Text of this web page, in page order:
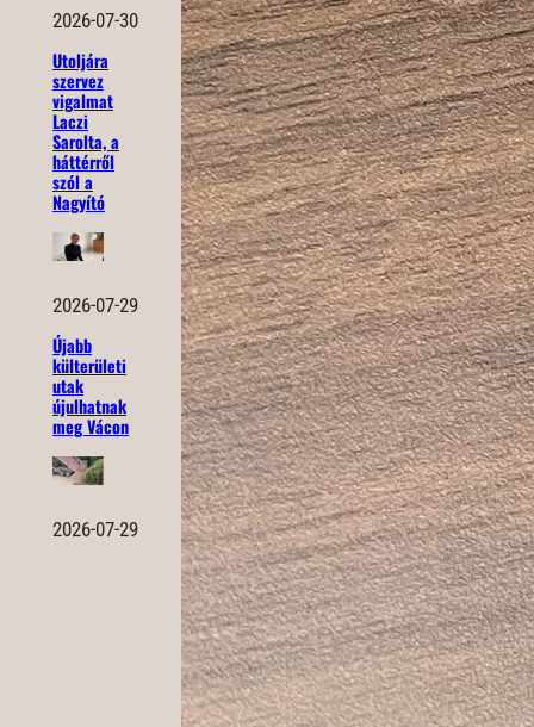
2026-07-30
Utoljára
szervez
vigalmat
Laczi
Sarolta, a
háttérről
szól a
Nagyító
2026-07-29
Újabb
külterületi
utak
újulhatnak
meg Vácon
2026-07-29